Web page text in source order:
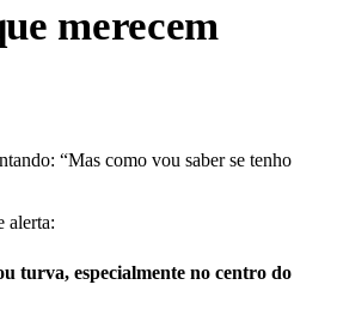
merecem
“Mas como vou saber se tenho
alerta:
turva, especialmente no centro do